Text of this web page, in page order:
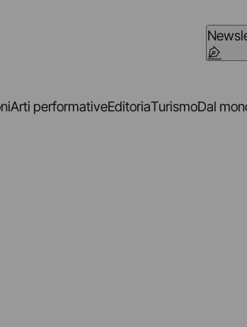
Arti performativeEditoriaTurismoDal